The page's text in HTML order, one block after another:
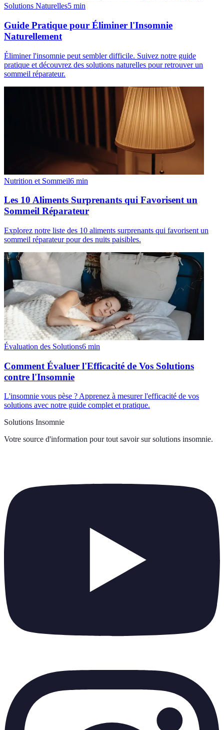
Solutions Naturelles5 min
Guide Pratique pour Éliminer l'Insomnie
Naturellement
Éliminer l'insomnie peut sembler difficile. Suivez notre guide
pratique et découvrez des solutions naturelles pour retrouver un
sommeil réparateur.
Nutrition et Sommeil6 min
Les 10 Aliments Surprenants qui Favorisent un
Sommeil Réparateur
Explorez notre liste des 10 aliments surprenants qui favorisent un
sommeil réparateur pour des nuits paisibles.
Évaluation des Solutions6 min
Comment Évaluer l'Efficacité de Vos Solutions
contre l'Insomnie
L'insomnie vous pèse ? Apprenez à mesurer l'efficacité de vos
solutions avec notre guide complet et pratique.
Solutions Insomnie
Votre source d'information pour tout savoir sur solutions insomnie.